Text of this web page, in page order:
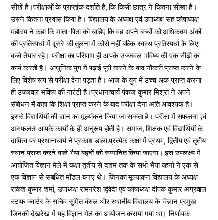
सीखें है।परीक्षाओं के प्राप्तांक दर्शाते हैं, कि किसी छात्र ने कितना सीखा है।
उसने कितना प्रयास किया है। विद्यालय के अध्यक्ष एवं उपाध्यक्ष सह कोषाध्यक्ष
महोदय ने कहा कि माता-पिता को चाहिए कि वह अपने बच्चों को अधिकतम अंकों
की प्रतिस्पर्धा में दूसरे की तुलना में कोसे नहीं बल्कि स्वस्थ प्रतिस्पर्धा के लिए
बच्चे तैयार रहे। परीक्षा का परिणाम ही आपके उज्जवल भविष्य की एक सीढ़ी का
कार्य करती है। आधुनिक युग में पढ़ाई पूरी करने के बाद नौकरी प्राप्त करने के
लिए विशेष रूप से परीक्षा देना पड़ता है। आज के युग में उच्च अंक प्राप्त करना
ही उज्जवल भविष्य की गारंटी है।प्रधानाचार्य पंकज कुमार मिश्रा ने अपने
संबोधन में कहा कि शिक्षा प्राप्त करने के बाद परीक्षा देना अति आवश्यक है।
इससे विद्यार्थियों की ज्ञान का मूल्यांकन किया जा सकता है। परीक्षा में सफलता एवं
असफलता आपके कार्यों के ही अनुरूप होती है। समाज, शिक्षक एवं विद्यार्थियों के
दायित्व पर प्रधानाचार्य ने प्रकाश डाला.प्रत्येक कक्षा में प्रथम, द्वितीय एवं तृतीय
स्थान प्राप्त करने वाले भैया बहनों को सम्मानित किया जाएगा। इस उपलक्ष्य में
आयोजित विज्ञान मेले में कक्षा तृतीय से दशम तक के सभी भैया बहनों ने एक से
एक विज्ञान से संबंधित मॉडल बनाए थे। जिनका मूल्यांकन विद्यालय के अध्यक्ष
राकेश कुमार शर्मा, उपाध्यक्ष रामनरेश द्विवेदी एवं कोषाध्यक्ष दीपक कुमार अग्रवाल
स्टाफ क्वार्टर के सचिव सुमित बंसल और स्थानीय विद्यालय के विज्ञान प्रमुख
जिनकी देखरेख में यह विज्ञान मेले का आयोजन कराया गया था। निर्णायक